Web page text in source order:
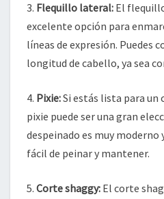
3. Flequillo lateral: El
excelente opción para
líneas de expresión. Puedes
longitud de cabello, ya sea
4. Pixie:Si estás lista para un
pixie puede ser una gran
despeinado es muy moderno
fácil de peinar y mantener.
5. Corte shaggy: El corte